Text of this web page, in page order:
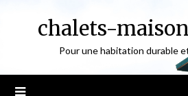
chalets-
Pour une habitation durable